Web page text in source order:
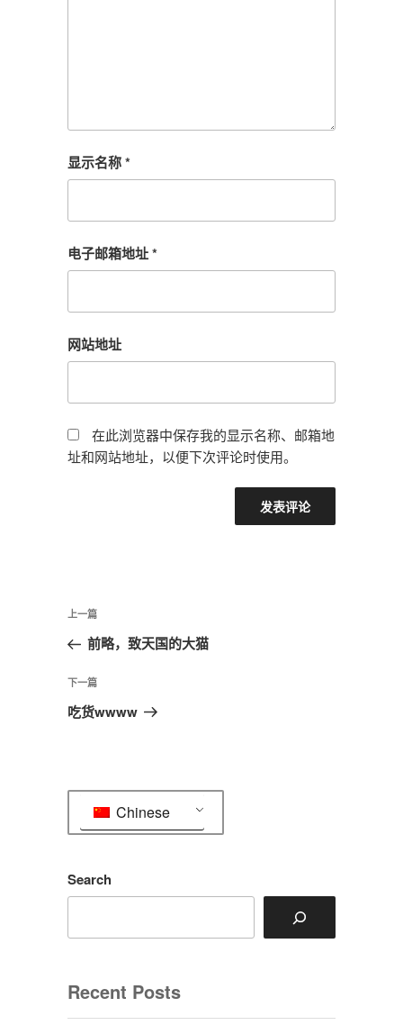
显示名称*
电子邮箱地址*
网站地址
在此浏览器中保存我的显示名称、邮箱地
址和网站地址，以便下次评论时使用。
文
导
航
上
一
文
章
上一篇
前略，致天国的大猫
下
一
下一篇
吃货wwww
Chinese
Search
Recent Posts